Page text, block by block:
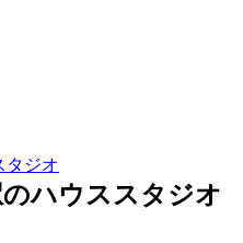
タジオ
ハウススタジオ